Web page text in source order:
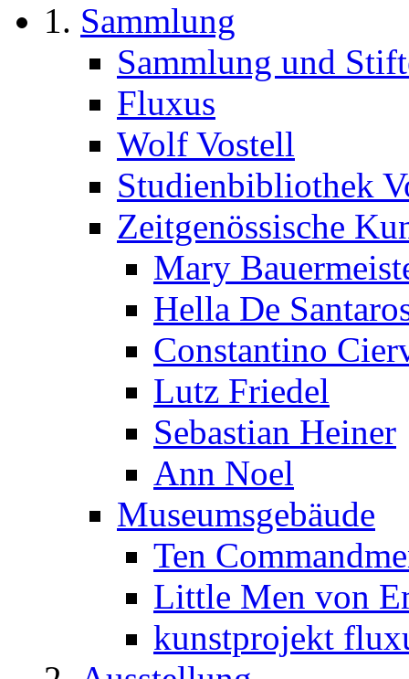
Sammlung
Sammlung und
Fluxus
Wolf Vostell
Studienbibliothek
Zeitgenössische
Mary
Hella De
Constantino
Lutz Friedel
Sebastian Heiner
Ann Noel
Museumsgebäude
Ten
Little Men von
kunstprojekt